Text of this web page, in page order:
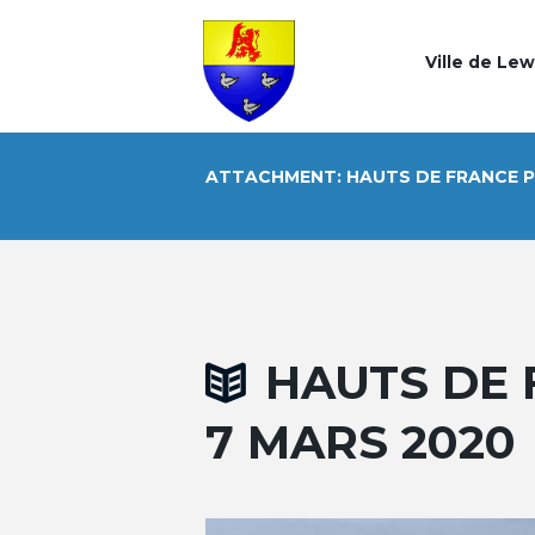
Ville de
ATTACHMENT: HAUTS DE FRANCE
HAUTS DE
7 MARS 2020